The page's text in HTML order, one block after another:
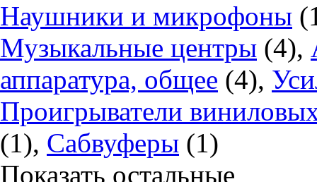
Наушники и микрофоны
Музыкальные центры (4),
аппаратура, общее (4),
Проигрыватели
(1), Сабвуферы (1)
Показать остальные